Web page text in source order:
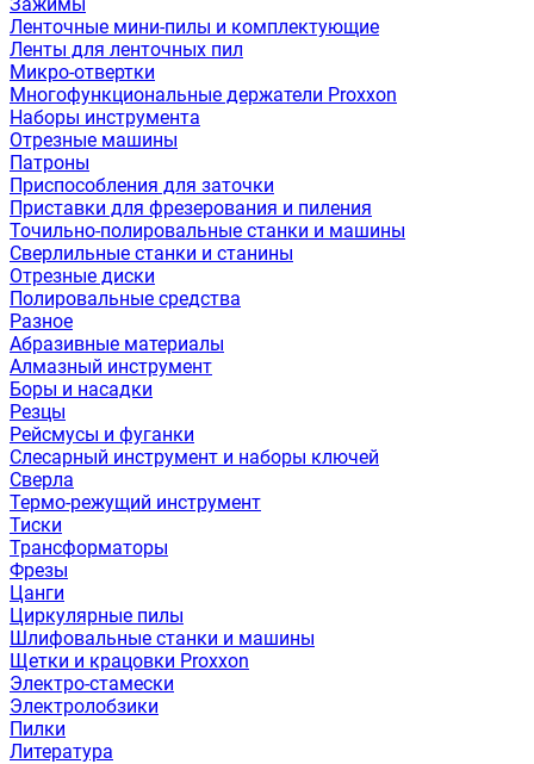
Ленточные мини-пилы и комплектующие
Ленты для ленточных пил
Микро-отвертки
Многофункциональные держатели Proxxon
Наборы инструмента
Отрезные машины
Патроны
Приспособления для заточки
Приставки для фрезерования и пиления
Точильно-полировальные станки и машины
Сверлильные станки и станины
Отрезные диски
Полировальные средства
Разное
Абразивные материалы
Алмазный инструмент
Боры и насадки
Резцы
Рейсмусы и фуганки
Слесарный инструмент и наборы ключей
Сверла
Термо-режущий инструмент
Тиски
Трансформаторы
Фрезы
Цанги
Циркулярные пилы
Шлифовальные станки и машины
Щетки и крацовки Proxxon
Электро-стамески
Электролобзики
Пилки
Литература